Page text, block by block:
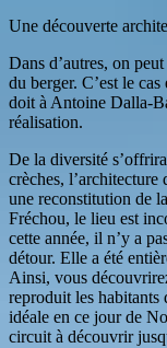
Une découverte
Dans d’autres, on
du berger. C’est le
doit à Antoine Dalla-
réalisation.
De la diversité
crèches, l’architecture
une reconstitution de
Fréchou, le lieu est
cette année, il n’y a
détour. Elle a été
Ainsi, vous
reproduit les habitants
idéale en ce jour de
circuit à découvrir